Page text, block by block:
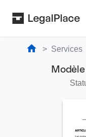
Services